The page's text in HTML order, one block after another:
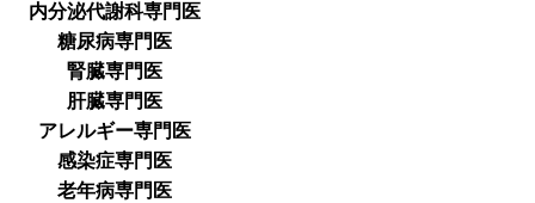
内分泌代謝科専門医
糖尿病専門医
腎臓専門医
肝臓専門医
アレルギー専門医
感染症専門医
老年病専門医